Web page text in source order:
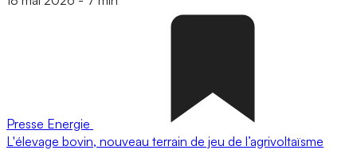
Presse Energie
L'élevage bovin, nouveau terrain de jeu de l’agrivoltaïsme